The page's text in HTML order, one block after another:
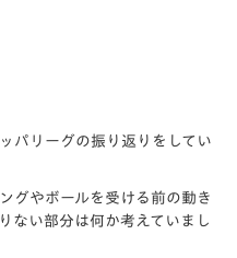
パリーグの振り返りをしてい
グやボールを受ける前の動き
ない部分は何か考えていまし